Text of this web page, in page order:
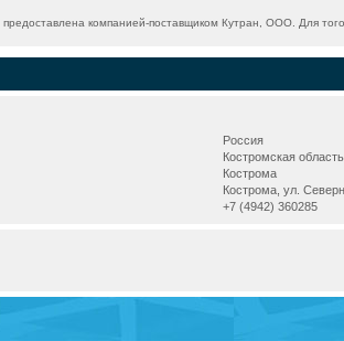
предоставлена компанией-поставщиком Кутран, ООО. Для
Россия
Костромская область
Кострома
Кострома, ул.
+7 (4942) 360285